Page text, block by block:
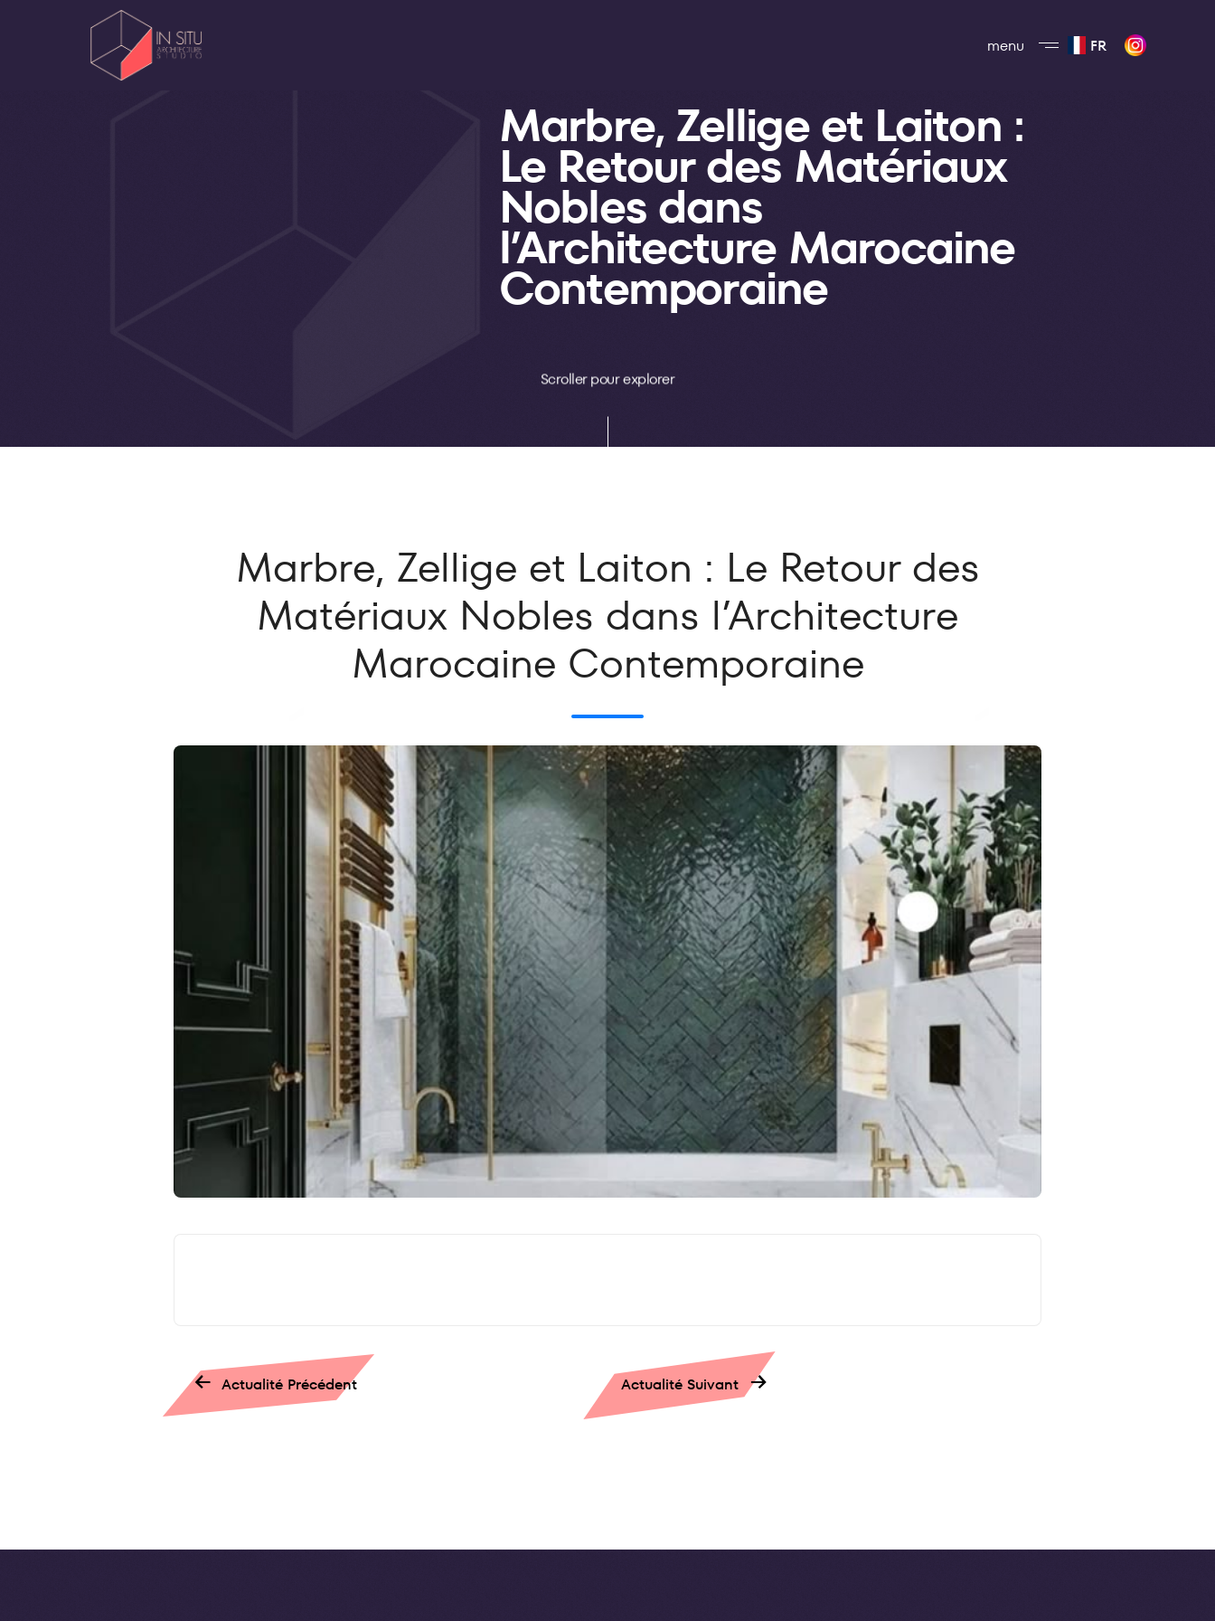
menu FR
Marbre, Zellige et Laiton :
Le Retour des Matériaux
Nobles dans
l’Architecture Marocaine
Contemporaine
Scroller pour explorer
Marbre, Zellige et Laiton : Le Retour des
Matériaux Nobles dans l’Architecture
Marocaine Contemporaine
← Actualité Précédent Actualité Suivant →